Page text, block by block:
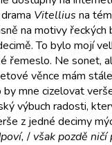
Vitellius na
na motivy řeckých
To bylo mojí
řemeslo. Ne sonet,
věnce mám
mne cizelovat
výbuch radosti,
z jedné decimy
/ však pozdě